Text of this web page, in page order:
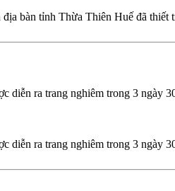
bàn tỉnh Thừa Thiên Huế đã thiết
ra trang nghiêm trong 3 ngày
ra trang nghiêm trong 3 ngày